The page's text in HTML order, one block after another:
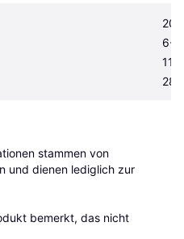
201
6-
11-
28
stammen von
und dienen lediglich zur
bemerkt, das nicht